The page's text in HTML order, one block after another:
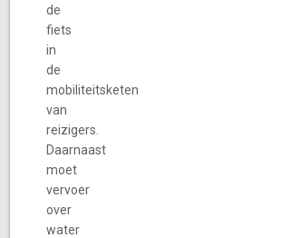
de
fiets
in
de
mobiliteitsketen
van
reizigers.
Daarnaast
moet
vervoer
over
water